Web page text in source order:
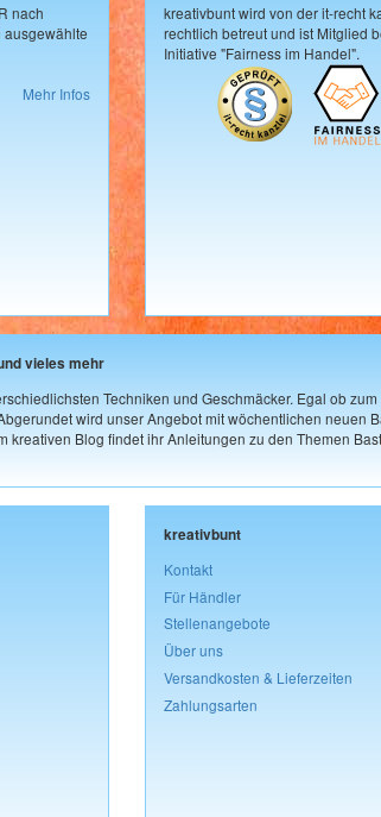
nach
ausgewählte
Mehr Infos
kreativbunt wird von der it-recht
rechtlich betreut und ist Mitglied
Initiative "Fairness im Handel".
vieles mehr
Techniken und Geschmäcker. Egal ob
wird unser Angebot mit wöchentlichen neuen
Blog findet ihr Anleitungen zu den Themen
kreativbunt
Kontakt
Für Händler
Stellenangebote
Über uns
Versandkosten & Lieferzeiten
Zahlungsarten